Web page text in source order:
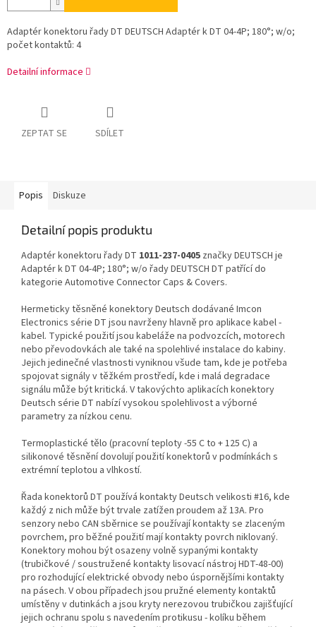
Adaptér konektoru řady DT DEUTSCH Adaptér k DT 04-4P; 180°; w/o;
počet kontaktů: 4
Detailní informace
ZEPTAT SE SDÍLET
Popis Diskuze
Detailní popis produktu
Adaptér konektoru řady DT 1011-237-0405 značky DEUTSCH je
Adaptér k DT 04-4P; 180°; w/o řady DEUTSCH DT patřící do
kategorie Automotive Connector Caps & Covers.
Hermeticky těsněné konektory Deutsch dodávané Imcon
Electronics série DT jsou navrženy hlavně pro aplikace kabel -
kabel. Typické použití jsou kabeláže na podvozcích, motorech
nebo převodovkách ale také na spolehlivé instalace do kabiny.
Jejich jedinečné vlastnosti vyniknou všude tam, kde je potřeba
spojovat signály v těžkém prostředí, kde i malá degradace
signálu může být kritická. V takovýchto aplikacích konektory
Deutsch série DT nabízí vysokou spolehlivost a výborné
parametry za nízkou cenu.
Termoplastické tělo (pracovní teploty -55 C to + 125 C) a
silikonové těsnění dovolují použití konektorů v podmínkách s
extrémní teplotou a vlhkostí.
Řada konektorů DT používá kontakty Deutsch velikosti #16, kde
každý z nich může být trvale zatížen proudem až 13A. Pro
senzory nebo CAN sběrnice se používají kontakty se zlaceným
povrchem, pro běžné použití mají kontakty povrch niklovaný.
Konektory mohou být osazeny volně sypanými kontakty
(trubičkové / soustružené kontakty lisovací nástroj HDT-48-00)
pro rozhodující elektrické obvody nebo úspornějšími kontakty
na pásech. V obou případech jsou pružné elementy kontaktů
umístěny v dutinkách a jsou kryty nerezovou trubičkou zajišťující
jejich ochranu spolu s navedením protikusu - kolíku během